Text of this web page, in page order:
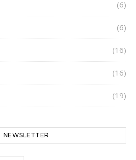
(6)
(6)
(16)
(16)
(19)
NEWSLETTER